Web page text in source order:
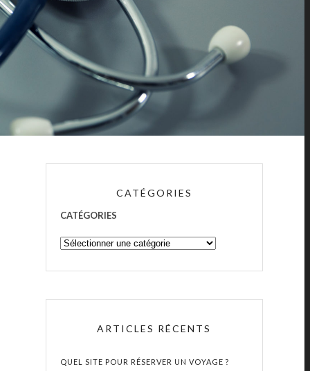
CATÉGORIES
CATÉGORIES
ARTICLES RÉCENTS
QUEL SITE POUR RÉSERVER UN VOYAGE ?